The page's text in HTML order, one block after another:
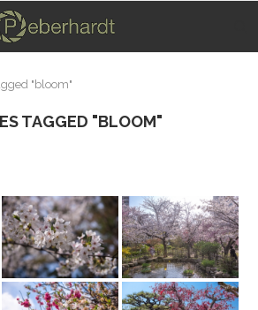
"bloom"
TAGGED "BLOOM"